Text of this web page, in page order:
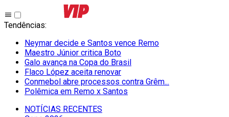
Tendências:
Neymar decide e Santos vence Remo
Maestro Júnior critica Boto
Galo avança na Copa do Brasil
Flaco López aceita renovar
Conmebol abre processos contra Grêm...
Polêmica em Remo x Santos
NOTÍCIAS RECENTES